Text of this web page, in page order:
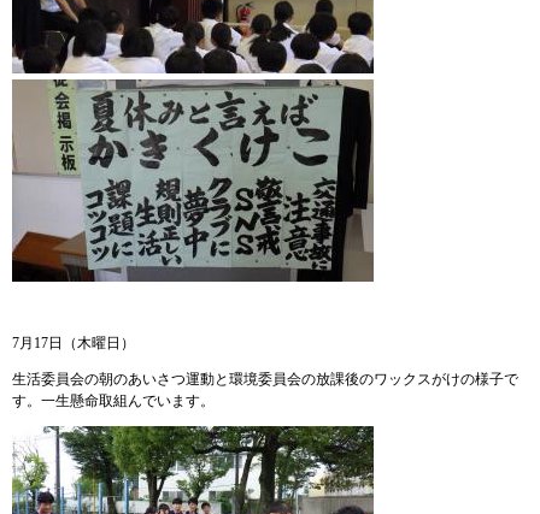
7月17日（木曜日）
生活委員会の朝のあいさつ運動と環境委員会の放課後のワックスがけの様子で
す。一生懸命取組んでいます。